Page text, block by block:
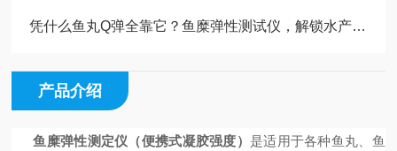
凭什么鱼丸Q弹全靠它？鱼糜弹性测试仪，解锁水产美食的品质密码
产品介绍
鱼糜弹性测定仪（便携式凝胶强度） 是适用于各种鱼丸、鱼